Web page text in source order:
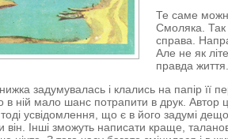
Те саме
Смоляка. Так
справа.
Але не як
правда
задумувалась і клались на папір її
в ній мало шанс потрапити в друк. Автор
усвідомлення, що є в його задумі
він. Інші зможуть написати краще,